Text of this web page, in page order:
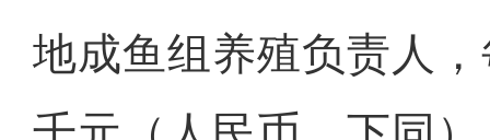
地成鱼组养殖负责人